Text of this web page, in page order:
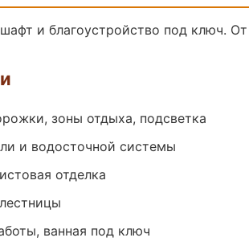
и благоустройство под ключ.
зоны отдыха, подсветка
и водосточной системы
отделка
ванная под ключ